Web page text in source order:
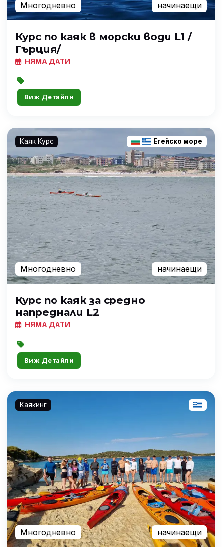
Многодневно начинаещи
Курс по каяк в морски води L1 /
Гърция/
НЯМА ДАТИ
Виж Детайли
Каяк Курс Егейско море
Многодневно начинаещи
Курс по каяк за средно
напреднали L2
НЯМА ДАТИ
Виж Детайли
Каякинг
Многодневно начинаещи